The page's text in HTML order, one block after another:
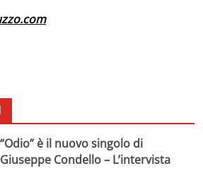
“Odio” è il nuovo singolo di
Giuseppe Condello – L’intervista